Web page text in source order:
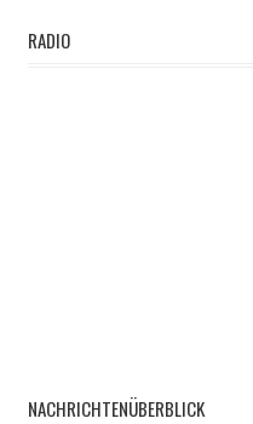
RADIO
NACHRICHTENÜBERBLICK